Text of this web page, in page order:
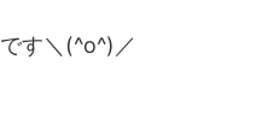
です＼(^o^)／